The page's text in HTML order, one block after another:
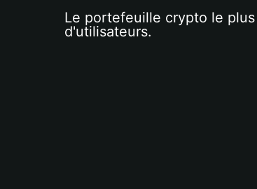
Le portefeuille crypto le
d'utilisateurs.